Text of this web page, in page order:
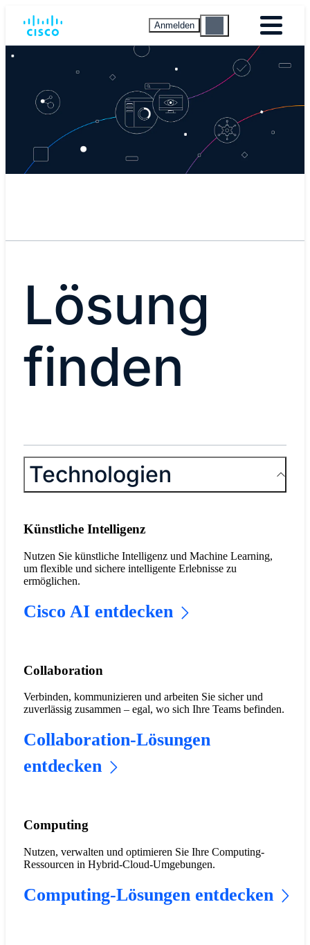
Anmelden
Lösung
finden
Technologien
Künstliche Intelligenz
Nutzen Sie künstliche Intelligenz und Machine Learning,
um flexible und sichere intelligente Erlebnisse zu
ermöglichen.
Cisco AI entdecken
​​Collaboration​
Verbinden, kommunizieren und arbeiten Sie sicher und
zuverlässig zusammen – egal, wo sich Ihre Teams befinden.
Collaboration-Lösungen
entdecken
Computing
Nutzen, verwalten und optimieren Sie Ihre Computing-
Ressourcen in Hybrid-Cloud-Umgebungen.
Computing-Lösungen entdecken